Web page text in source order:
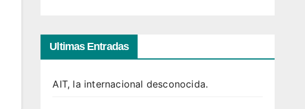
Ultimas Entradas
AIT, la internacional desconocida.